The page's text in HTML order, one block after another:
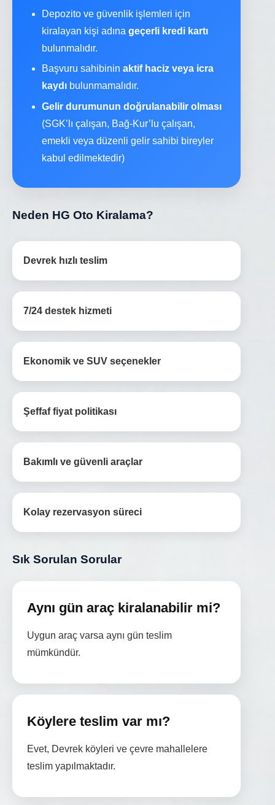
Depozito ve güvenlik işlemleri için
kiralayan kişi adına geçerli kredi kartı
bulunmalıdır.
Başvuru sahibinin aktif haciz veya icra
kaydı bulunmamalıdır.
Gelir durumunun doğrulanabilir olması
(SGK’lı çalışan, Bağ-Kur’lu çalışan,
emekli veya düzenli gelir sahibi bireyler
kabul edilmektedir)
Neden HG Oto Kiralama?
Devrek hızlı teslim
7/24 destek hizmeti
Ekonomik ve SUV seçenekler
Şeffaf fiyat politikası
Bakımlı ve güvenli araçlar
Kolay rezervasyon süreci
Sık Sorulan Sorular
Aynı gün araç kiralanabilir mi?
Uygun araç varsa aynı gün teslim
mümkündür.
Köylere teslim var mı?
Evet, Devrek köyleri ve çevre mahallelere
teslim yapılmaktadır.